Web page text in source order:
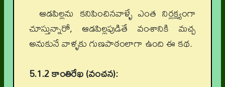
ఆడపిల్లను కనిపించినవాళ్ళే ఎంత నిర్లక్ష్యంగా
చూస్తున్నారో, ఆడపిల్లపుడితే వంశానికి మచ్చ
అనుకునే వాళ్ళకు గుణపాఠంలాగా ఉంది ఈ కథ.
5.1.2 కాంతిరేఖ (వంచన):